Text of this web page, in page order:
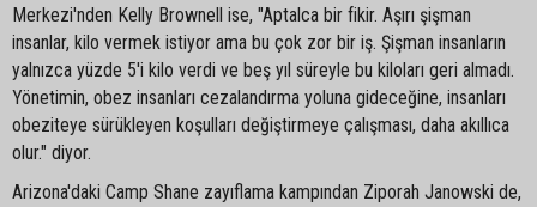
Merkezi'nden Kelly Brownell ise, "Aptalca bir fikir. Aşırı şişman
insanlar, kilo vermek istiyor ama bu çok zor bir iş. Şişman insanların
yalnızca yüzde 5'i kilo verdi ve beş yıl süreyle bu kiloları geri almadı.
Yönetimin, obez insanları cezalandırma yoluna gideceğine, insanları
obeziteye sürükleyen koşulları değiştirmeye çalışması, daha akıllıca
olur." diyor.
Arizona'daki Camp Shane zayıflama kampından Ziporah Janowski de,